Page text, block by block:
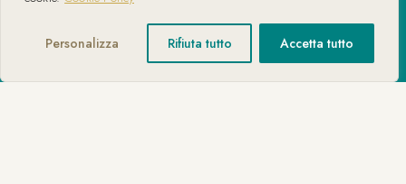
Personalizza Rifiuta tutto Accetta tutto
Camiceria Sestito